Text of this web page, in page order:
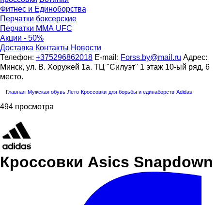
Фитнес и Единоборства
Перчатки боксерские
Перчатки ММА UFC
Акции - 50%
Доставка Контакты Новости
Телефон: +375296862018 E-mail: Forss.by@mail.ru Адрес:
Минск, ул. В. Хоружей 1а. ТЦ "Силуэт" 1 этаж 10-ый ряд, 6
место.
Главная Мужская обувь Лето Кроссовки для борьбы и единаборств Adidas
494 просмотра
Кроссовки Asics Snapdown